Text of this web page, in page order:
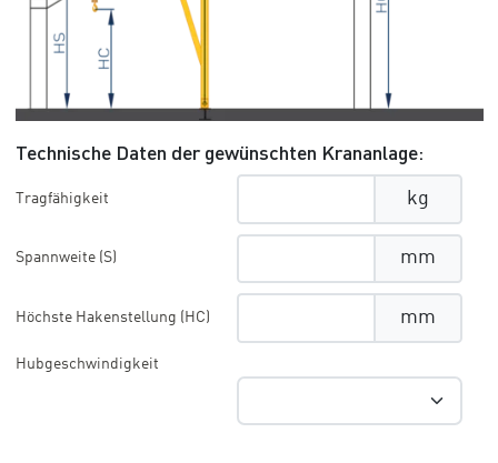
Technische Daten der gewünschten Krananlage:
Tragfähigkeit kg
Spannweite (S) mm
Höchste Hakenstellung (HC) mm
Hubgeschwindigkeit